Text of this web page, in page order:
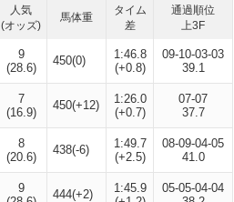
人気
(オッズ)
馬体重
タイム
差
通過順位
上3F
9
(28.6)
450(0)
1:46.8
(+0.8)
09-10-03-03
39.1
7
(16.9)
450(+12)
1:26.0
(+0.7)
07-07
37.7
8
(20.6)
438(-6)
1:49.7
(+2.5)
08-09-04-05
41.0
9
444(+2)
1:45.9
05-05-04-04